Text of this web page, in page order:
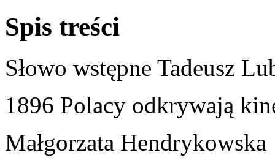
Spis treści
Słowo wstępne Tadeusz
1896 Polacy odkrywają
Małgorzata